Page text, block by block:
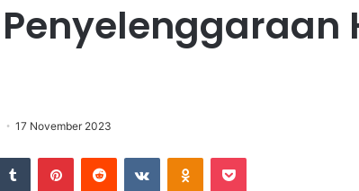
17 November 2023
Tumblr PinterestReddit VKontakteOdnoklassniki
Pocket